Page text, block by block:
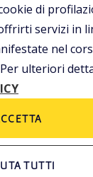
Roma
20097 San
di
servizi in
nel
ulteriori
TUTTI